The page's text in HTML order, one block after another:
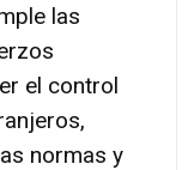
las
el control
normas y